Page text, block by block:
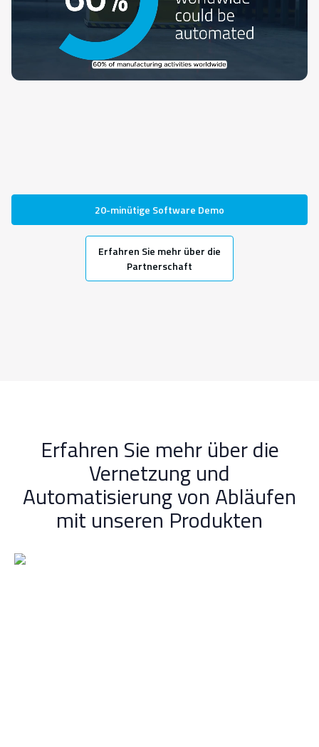
20-minütige Software Demo
Erfahren Sie mehr über die
Partnerschaft
Erfahren Sie mehr über die
Vernetzung und
Automatisierung von Abläufen
mit unseren Produkten